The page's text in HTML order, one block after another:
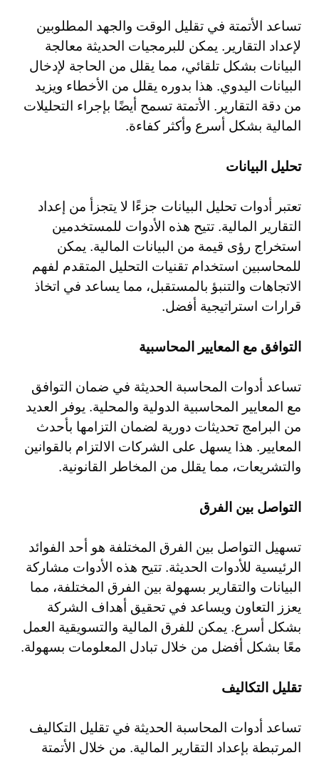
تساعد الأتمتة في تقليل الوقت والجهد المطلوبين
لإعداد التقارير. يمكن للبرمجيات الحديثة معالجة
البيانات بشكل تلقائي، مما يقلل من الحاجة لإدخال
البيانات اليدوي. هذا بدوره يقلل من الأخطاء ويزيد
من دقة التقارير. الأتمتة تسمح أيضًا بإجراء التحليلات
المالية بشكل أسرع وأكثر كفاءة.
تحليل البيانات
تعتبر أدوات تحليل البيانات جزءًا لا يتجزأ من إعداد
التقارير المالية. تتيح هذه الأدوات للمستخدمين
استخراج رؤى قيمة من البيانات المالية. يمكن
للمحاسبين استخدام تقنيات التحليل المتقدم لفهم
الاتجاهات والتنبؤ بالمستقبل، مما يساعد في اتخاذ
قرارات استراتيجية أفضل.
التوافق مع المعايير المحاسبية
تساعد أدوات المحاسبة الحديثة في ضمان التوافق
مع المعايير المحاسبية الدولية والمحلية. يوفر العديد
من البرامج تحديثات دورية لضمان التزامها بأحدث
المعايير. هذا يسهل على الشركات الالتزام بالقوانين
والتشريعات، مما يقلل من المخاطر القانونية.
التواصل بين الفرق
تسهيل التواصل بين الفرق المختلفة هو أحد الفوائد
الرئيسية للأدوات الحديثة. تتيح هذه الأدوات مشاركة
البيانات والتقارير بسهولة بين الفرق المختلفة، مما
يعزز التعاون ويساعد في تحقيق أهداف الشركة
بشكل أسرع. يمكن للفرق المالية والتسويقية العمل
معًا بشكل أفضل من خلال تبادل المعلومات بسهولة.
تقليل التكاليف
تساعد أدوات المحاسبة الحديثة في تقليل التكاليف
المرتبطة بإعداد التقارير المالية. من خلال الأتمتة